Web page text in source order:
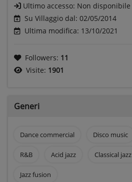
Ultimo accesso: Non disponibile
Su Villaggio dal: 02/05/2014
Ultima modifica: 13/10/2021
Followers: 11
Visite: 1901
Generi
Dance commercial Disco music
R&B Acid jazz Classical jazz
Jazz fusion